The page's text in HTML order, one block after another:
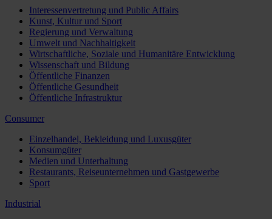
Interessenvertretung und Public Affairs
Kunst, Kultur und Sport
Regierung und Verwaltung
Umwelt und Nachhaltigkeit
Wirtschaftliche, Soziale und Humanitäre Entwicklung
Wissenschaft und Bildung
Öffentliche Finanzen
Öffentliche Gesundheit
Öffentliche Infrastruktur
Consumer
Einzelhandel, Bekleidung und Luxusgüter
Konsumgüter
Medien und Unterhaltung
Restaurants, Reiseunternehmen und Gastgewerbe
Sport
Industrial